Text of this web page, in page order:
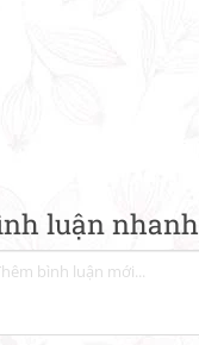
luận nhanh